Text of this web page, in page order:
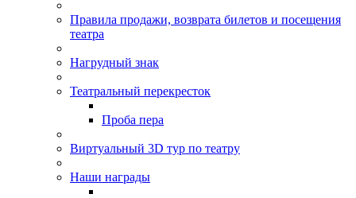
Правила продажи, возврата билетов и посещения
театра
Нагрудный знак
Театральный перекресток
Проба пера
Виртуальный 3D тур по театру
Наши награды